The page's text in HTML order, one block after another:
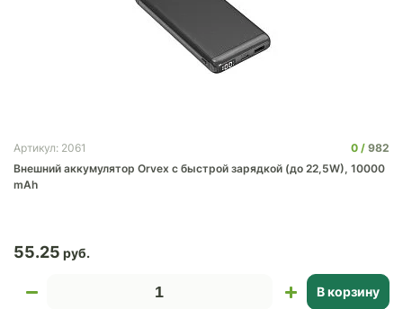
Артикул: 2061 0
982
Внешний аккумулятор Orvex c быстрой зарядкой (до 22,5W), 10000
mAh
55.25
В корзину